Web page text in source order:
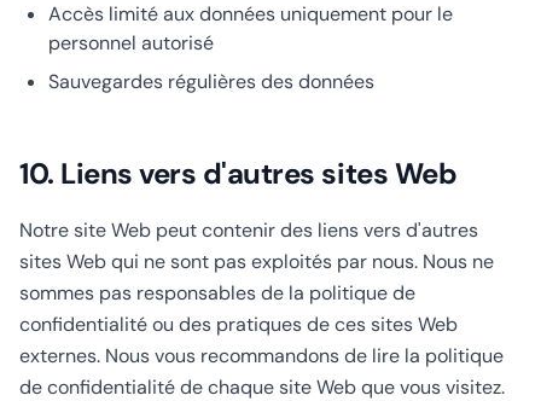
Accès limité aux données uniquement pour le
personnel autorisé
Sauvegardes régulières des données
10. Liens vers d'autres sites Web
Notre site Web peut contenir des liens vers d'autres
sites Web qui ne sont pas exploités par nous. Nous ne
sommes pas responsables de la politique de
confidentialité ou des pratiques de ces sites Web
externes. Nous vous recommandons de lire la politique
de confidentialité de chaque site Web que vous visitez.